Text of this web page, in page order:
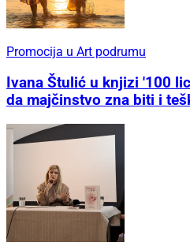
Promocija u Art podrumu
Ivana Štulić u knjizi '100
da majčinstvo zna biti i